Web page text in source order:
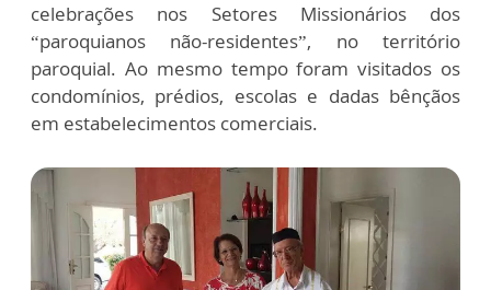
celebrações nos Setores Missionários dos
“paroquianos não-residentes”, no território
paroquial. Ao mesmo tempo foram visitados os
condomínios, prédios, escolas e dadas bênçãos
em estabelecimentos comerciais.